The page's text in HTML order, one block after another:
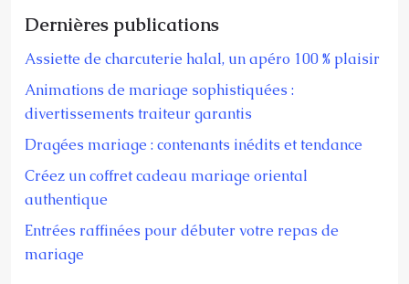
Dernières publications
Assiette de charcuterie halal, un apéro 100 % plaisir
Animations de mariage sophistiquées :
divertissements traiteur garantis
Dragées mariage : contenants inédits et tendance
Créez un coffret cadeau mariage oriental
authentique
Entrées raffinées pour débuter votre repas de
mariage